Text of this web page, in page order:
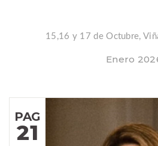
15,16 y 17 de Octubre,
Enero
PAG
21